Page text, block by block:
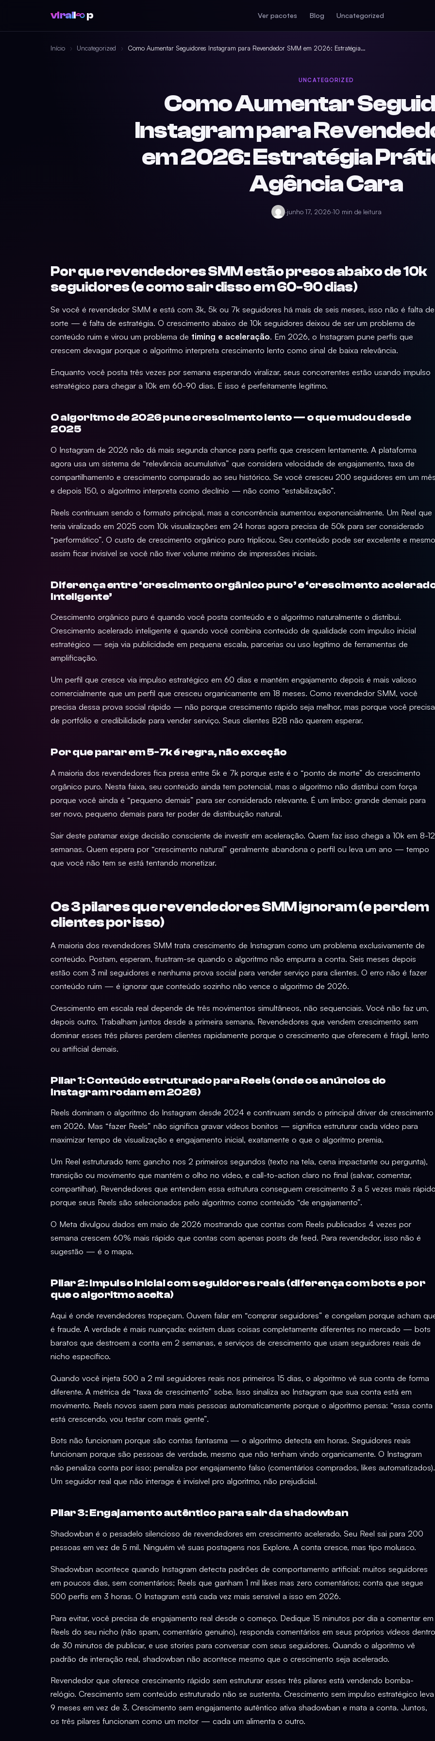
virall p Ver pacotes Blog Uncategorized
Início › Uncategorized › Como Aumentar Seguidores Instagram para Revendedor SMM em 2026: Estratégia…
UNCATEGORIZED
Como Aumentar
Instagram para
em 2026: Estratégia
Agência Cara
·junho 17, 2026·10 min de leitura
Por que revendedores SMM estão presos abaixo de 10k
seguidores (e como sair disso em 60-90 dias)
Se você é revendedor SMM e está com 3k, 5k ou 7k seguidores há mais de seis meses, isso não é falta de
sorte — é falta de estratégia. O crescimento abaixo de 10k seguidores deixou de ser um problema de
conteúdo ruim e virou um problema de timing e aceleração. Em 2026, o Instagram pune perfis que
crescem devagar porque o algoritmo interpreta crescimento lento como sinal de baixa relevância.
Enquanto você posta três vezes por semana esperando viralizar, seus concorrentes estão usando impulso
estratégico para chegar a 10k em 60-90 dias. E isso é perfeitamente legítimo.
O algoritmo de 2026 pune crescimento lento — o que mudou desde
2025
O Instagram de 2026 não dá mais segunda chance para perfis que crescem lentamente. A plataforma
agora usa um sistema de “relevância acumulativa” que considera velocidade de engajamento, taxa de
compartilhamento e crescimento comparado ao seu histórico. Se você cresceu 200 seguidores em um
e depois 150, o algoritmo interpreta como declínio — não como “estabilização”.
Reels continuam sendo o formato principal, mas a concorrência aumentou exponencialmente. Um Reel que
teria viralizado em 2025 com 10k visualizações em 24 horas agora precisa de 50k para ser considerado
“performático”. O custo de crescimento orgânico puro triplicou. Seu conteúdo pode ser excelente e mesmo
assim ficar invisível se você não tiver volume mínimo de impressões iniciais.
Diferença entre ‘crescimento orgânico puro’ e ‘crescimento
inteligente’
Crescimento orgânico puro é quando você posta conteúdo e o algoritmo naturalmente o distribui.
Crescimento acelerado inteligente é quando você combina conteúdo de qualidade com impulso inicial
estratégico — seja via publicidade em pequena escala, parcerias ou uso legítimo de ferramentas de
amplificação.
Um perfil que cresce via impulso estratégico em 60 dias e mantém engajamento depois é mais valioso
comercialmente que um perfil que cresceu organicamente em 18 meses. Como revendedor SMM, você
precisa dessa prova social rápido — não porque crescimento rápido seja melhor, mas porque você precisa
de portfólio e credibilidade para vender serviço. Seus clientes B2B não querem esperar.
Por que parar em 5-7k é regra, não exceção
A maioria dos revendedores fica presa entre 5k e 7k porque este é o “ponto de morte” do crescimento
orgânico puro. Nesta faixa, seu conteúdo ainda tem potencial, mas o algoritmo não distribui com força
porque você ainda é “pequeno demais” para ser considerado relevante. É um limbo: grande demais para
ser novo, pequeno demais para ter poder de distribuição natural.
Sair deste patamar exige decisão consciente de investir em aceleração. Quem faz isso chega a 10k em 8-12
semanas. Quem espera por “crescimento natural” geralmente abandona o perfil ou leva um ano — tempo
que você não tem se está tentando monetizar.
Os 3 pilares que revendedores SMM ignoram (e perdem
clientes por isso)
A maioria dos revendedores SMM trata crescimento de Instagram como um problema exclusivamente de
conteúdo. Postam, esperam, frustram-se quando o algoritmo não empurra a conta. Seis meses depois
estão com 3 mil seguidores e nenhuma prova social para vender serviço para clientes. O erro não é fazer
conteúdo ruim — é ignorar que conteúdo sozinho não vence o algoritmo de 2026.
Crescimento em escala real depende de três movimentos simultâneos, não sequenciais. Você não faz um,
depois outro. Trabalham juntos desde a primeira semana. Revendedores que vendem crescimento sem
dominar esses três pilares perdem clientes rapidamente porque o crescimento que oferecem é frágil, lento
ou artificial demais.
Pilar 1: Conteúdo estruturado para Reels (onde os anúncios do
Instagram rodam em 2026)
Reels dominam o algoritmo do Instagram desde 2024 e continuam sendo o principal driver de crescimento
em 2026. Mas “fazer Reels” não significa gravar vídeos bonitos — significa estruturar cada vídeo para
maximizar tempo de visualização e engajamento inicial, exatamente o que o algoritmo premia.
Um Reel estruturado tem: gancho nos 2 primeiros segundos (texto na tela, cena impactante ou pergunta),
transição ou movimento que mantém o olho no vídeo, e call-to-action claro no final (salvar, comentar,
compartilhar). Revendedores que entendem essa estrutura conseguem crescimento 3 a 5 vezes mais
porque seus Reels são selecionados pelo algoritmo como conteúdo “de engajamento”.
O Meta divulgou dados em maio de 2026 mostrando que contas com Reels publicados 4 vezes por
semana crescem 60% mais rápido que contas com apenas posts de feed. Para revendedor, isso não é
sugestão — é o mapa.
Pilar 2: Impulso inicial com seguidores reais (diferença com bots e por
que o algoritmo aceita)
Aqui é onde revendedores tropeçam. Ouvem falar em “comprar seguidores” e congelam porque acham
é fraude. A verdade é mais nuançada: existem duas coisas completamente diferentes no mercado — bots
baratos que destroem a conta em 2 semanas, e serviços de crescimento que usam seguidores reais de
nicho específico.
Quando você injeta 500 a 2 mil seguidores reais nos primeiros 15 dias, o algoritmo vê sua conta de forma
diferente. A métrica de “taxa de crescimento” sobe. Isso sinaliza ao Instagram que sua conta está em
movimento. Reels novos saem para mais pessoas automaticamente porque o algoritmo pensa: “essa conta
está crescendo, vou testar com mais gente”.
Bots não funcionam porque são contas fantasma — o algoritmo detecta em horas. Seguidores reais
funcionam porque são pessoas de verdade, mesmo que não tenham vindo organicamente. O Instagram
não penaliza conta por isso; penaliza por engajamento falso (comentários comprados, likes automatizados).
Um seguidor real que não interage é invisível pro algoritmo, não prejudicial.
Pilar 3: Engajamento autêntico para sair da shadowban
Shadowban é o pesadelo silencioso de revendedores em crescimento acelerado. Seu Reel sai para 200
pessoas em vez de 5 mil. Ninguém vê suas postagens nos Explore. A conta cresce, mas tipo molusco.
Shadowban acontece quando Instagram detecta padrões de comportamento artificial: muitos seguidores
em poucos dias, sem comentários; Reels que ganham 1 mil likes mas zero comentários; conta que segue
500 perfis em 3 horas. O Instagram está cada vez mais sensível a isso em 2026.
Para evitar, você precisa de engajamento real desde o começo. Dedique 15 minutos por dia a comentar em
Reels do seu nicho (não spam, comentário genuíno), responda comentários em seus próprios vídeos dentro
de 30 minutos de publicar, e use stories para conversar com seus seguidores. Quando o algoritmo vê
padrão de interação real, shadowban não acontece mesmo que o crescimento seja acelerado.
Revendedor que oferece crescimento rápido sem estruturar esses três pilares está vendendo bomba-
relógio. Crescimento sem conteúdo estruturado não se sustenta. Crescimento sem impulso estratégico leva
9 meses em vez de 3. Crescimento sem engajamento autêntico ativa shadowban e mata a conta. Juntos,
os três pilares funcionam como um motor — cada um alimenta o outro.